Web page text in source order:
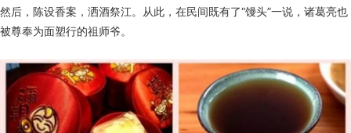
然后，陈设香案，洒酒祭江。从此，在民间既有了“馒头”一说，诸葛亮也
被尊奉为面塑行的祖师爷。